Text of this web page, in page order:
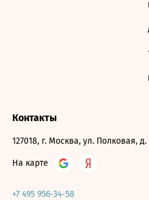
Контакты
127018, г. Москва, ул. Полковая, д.
На карте
+7 495 956-34-58